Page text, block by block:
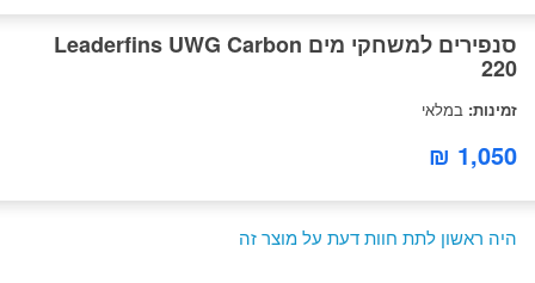
סנפירים למשחקי מים Leaderfins UWG Carbon
220
זמינות: במלאי
1,050 ₪
היה ראשון לתת חוות דעת על מוצר זה